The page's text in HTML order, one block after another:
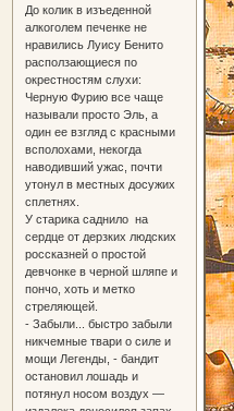
До колик в изъеденной
алкоголем печенке не
нравились Луису Бенито
расползающиеся по
окрестностям слухи:
Черную Фурию все чаще
называли просто Эль, а
один ее взгляд с красными
всполохами, некогда
наводивший ужас, почти
утонул в местных досужих
сплетнях.
У старика саднило на
сердце от дерзких людских
россказней о простой
девчонке в черной шляпе и
пончо, хоть и метко
стреляющей.
- Забыли... быстро забыли
никчемные твари о силе и
мощи Легенды, - бандит
остановил лошадь и
потянул носом воздух —